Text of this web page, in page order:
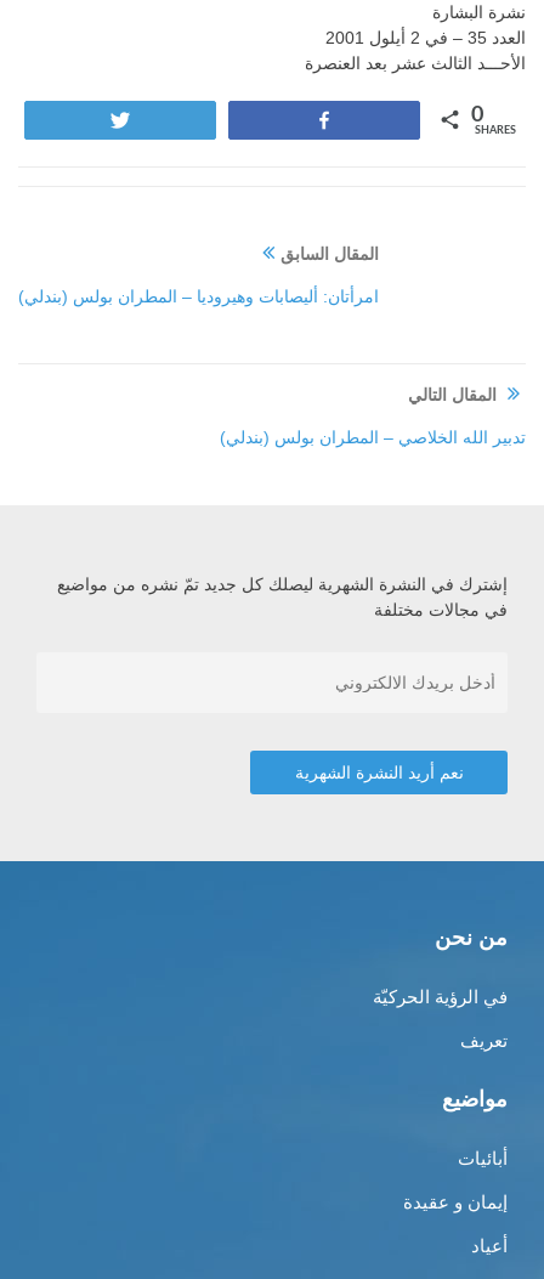
نشرة البشارة
العدد 35 – في 2 أيلول 2001
الأحـــد الثالث عشر بعد العنصرة
0
SHARES
المقال السابق
امرأتان: أليصابات وهيروديا – المطران بولس (بندلي)
المقال التالي
تدبير الله الخلاصي – المطران بولس (بندلي)
إشترك في النشرة الشهرية ليصلك كل جديد تمّ نشره من مواضيع
في مجالات مختلفة
من نحن
في الرؤية الحركيّة
تعريف
مواضيع
أبائيات
إيمان و عقيدة
أعياد